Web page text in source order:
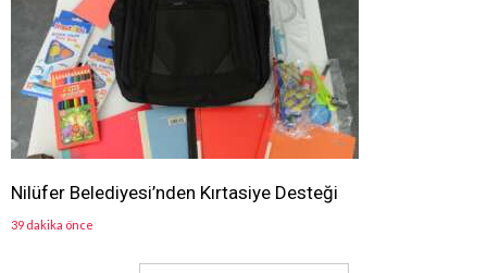
Nilüfer Belediyesi’nden Kırtasiye Desteği
39 dakika önce